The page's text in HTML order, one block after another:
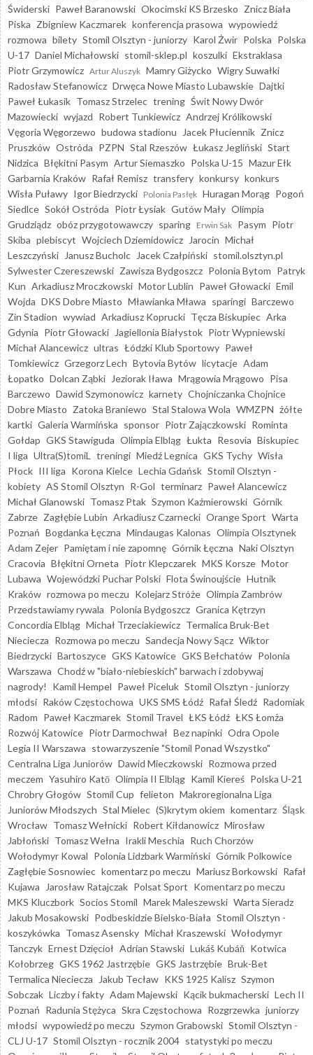
Świderski Paweł Baranowski Okocimski KS Brzesko Znicz Biała
Piska Zbigniew Kaczmarek konferencja prasowa wypowiedź
rozmowa bilety Stomil Olsztyn - juniorzy Karol Żwir Polska Polska
U-17 Daniel Michałowski stomil-sklep.pl koszulki Ekstraklasa
Piotr Grzymowicz Artur Aluszyk Mamry Giżycko Wigry Suwałki
Radosław Stefanowicz Drwęca Nowe Miasto Lubawskie Dajtki
Paweł Łukasik Tomasz Strzelec trening Świt Nowy Dwór
Mazowiecki wyjazd Robert Tunkiewicz Andrzej Królikowski
Vęgoria Węgorzewo budowa stadionu Jacek Płuciennik Znicz
Pruszków Ostróda PZPN Stal Rzeszów Łukasz Jegliński Start
Nidzica Błękitni Pasym Artur Siemaszko Polska U-15 Mazur Ełk
Garbarnia Kraków Rafał Remisz transfery konkursy konkurs
Wisła Puławy Igor Biedrzycki Polonia Pasłęk Huragan Morąg Pogoń
Siedlce Sokół Ostróda Piotr Łysiak Gutów Mały Olimpia
Grudziądz obóz przygotowawczy sparing Erwin Sak Pasym Piotr
Skiba plebiscyt Wojciech Dziemidowicz Jarocin Michał
Leszczyński
Janusz Bucholc Jacek Czałpiński stomil.olsztyn.pl
Sylwester Czereszewski Zawisza Bydgoszcz Polonia Bytom Patryk
Kun Arkadiusz Mroczkowski Motor Lublin Paweł Głowacki Emil
Wojda DKS Dobre Miasto Mławianka Mława sparingi Barczewo
Zin Stadion wywiad Arkadiusz Koprucki Tęcza Biskupiec Arka
Gdynia Piotr Głowacki Jagiellonia Białystok Piotr Wypniewski
Michał Alancewicz ultras Łódzki Klub Sportowy Paweł
Tomkiewicz Grzegorz Lech Bytovia Bytów licytacje Adam
Łopatko Dolcan Ząbki Jeziorak Iława Mrągowia Mrągowo Pisa
Barczewo Dawid Szymonowicz karnety Chojniczanka Chojnice
Dobre Miasto Zatoka Braniewo Stal Stalowa Wola WMZPN żółte
kartki Galeria Warmińska sponsor Piotr Zajączkowski Rominta
Gołdap GKS Stawiguda Olimpia Elbląg Łukta Resovia Biskupiec
I liga Ultra(S)tomiL treningi Miedź Legnica GKS Tychy Wisła
Płock III liga Korona Kielce Lechia Gdańsk Stomil Olsztyn -
kobiety AS Stomil Olsztyn R-Gol terminarz Paweł Alancewicz
Michał Glanowski Tomasz Ptak Szymon Kaźmierowski Górnik
Zabrze Zagłębie Lubin Arkadiusz Czarnecki Orange Sport Warta
Poznań Bogdanka Łęczna Mindaugas Kalonas Olimpia Olsztynek
Adam Zejer Pamiętam i nie zapomnę Górnik Łęczna Naki Olsztyn
Cracovia Błękitni Orneta Piotr Klepczarek MKS Korsze Motor
Lubawa Wojewódzki Puchar Polski Flota Świnoujście Hutnik
Kraków rozmowa po meczu Kolejarz Stróże Olimpia Zambrów
Przedstawiamy rywala Polonia Bydgoszcz Granica Kętrzyn
Concordia Elbląg Michał Trzeciakiewicz Termalica Bruk-Bet
Nieciecza Rozmowa po meczu Sandecja Nowy Sącz Wiktor
Biedrzycki Bartoszyce GKS Katowice GKS Bełchatów Polonia
Warszawa Chodź w "biało-niebieskich" barwach i zdobywaj
nagrody!
Kamil Hempel Paweł Piceluk Stomil Olsztyn - juniorzy
młodsi Raków Częstochowa UKS SMS Łódź Rafał Śledź Radomiak
Radom Paweł Kaczmarek Stomil Travel ŁKS Łódź ŁKS Łomża
Rozwój Katowice Piotr Darmochwał Bez napinki Odra Opole
Legia II Warszawa stowarzyszenie "Stomil Ponad Wszystko"
Centralna Liga Juniorów Dawid Mieczkowski Rozmowa przed
meczem Yasuhiro Katō Olimpia II Elbląg Kamil Kiereś Polska U-21
Chrobry Głogów Stomil Cup felieton Makroregionalna Liga
Juniorów Młodszych Stal Mielec (S)krytym okiem komentarz Śląsk
Wrocław Tomasz Wełnicki Robert Kiłdanowicz Mirosław
Jabłoński Tomasz Wełna Irakli Meschia Ruch Chorzów
Wołodymyr Kowal Polonia Lidzbark Warmiński Górnik Polkowice
Zagłębie Sosnowiec komentarz po meczu Mariusz Borkowski Rafał
Kujawa
Jarosław Ratajczak Polsat Sport Komentarz po meczu
MKS Kluczbork Socios Stomil Marek Maleszewski Warta Sieradz
Jakub Mosakowski Podbeskidzie Bielsko-Biała Stomil Olsztyn -
koszykówka Tomasz Asensky Michał Kraszewski Wołodymyr
Tanczyk Ernest Dzięcioł Adrian Stawski Lukáš Kubáň Kotwica
Kołobrzeg GKS 1962 Jastrzębie GKS Jastrzębie Bruk-Bet
Termalica Nieciecza
Jakub Tecław KKS 1925 Kalisz Szymon
Sobczak Liczby i fakty Adam Majewski Kącik bukmacherski Lech II
Poznań Radunia Stężyca Skra Częstochowa Rozgrzewka juniorzy
młodsi wypowiedź po meczu Szymon Grabowski Stomil Olsztyn -
CLJ U-17 Stomil Olsztyn - rocznik 2004 statystyki po meczu